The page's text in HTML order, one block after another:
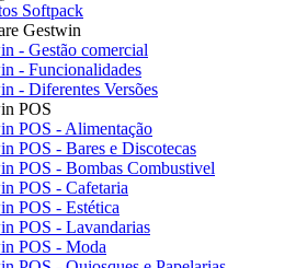
Softpack
Gestwin
- Gestão comercial
- Funcionalidades
- Diferentes Versões
POS
POS - Alimentação
POS - Bares e Discotecas
POS - Bombas Combustivel
POS - Cafetaria
POS - Estética
POS - Lavandarias
POS - Moda